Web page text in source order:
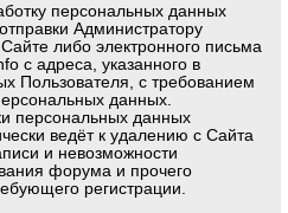
персональных данных
Администратору
либо электронного письма
с адреса, указанного в
Пользователя, с требованием
данных.
персональных данных
ведёт к удалению с Сайта
и невозможности
форума и прочего
регистрации.